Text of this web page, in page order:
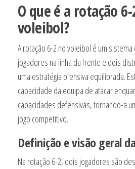
O que é a rotação
voleibol?
A rotação 6-2 no voleibol é um sistema
jogadores na linha da frente e dois
uma estratégia ofensiva equilibrada.
capacidade da equipa de atacar
capacidades defensivas, tornando-a
jogo competitivo.
Definição e visão geral
Na rotação 6-2, dois jogadores são